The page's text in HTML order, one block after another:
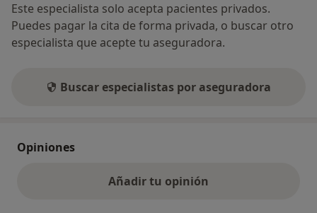
Este especialista solo acepta pacientes privados.
Puedes pagar la cita de forma privada, o buscar otro
especialista que acepte tu aseguradora.
Buscar especialistas por aseguradora
Opiniones
Añadir tu opinión